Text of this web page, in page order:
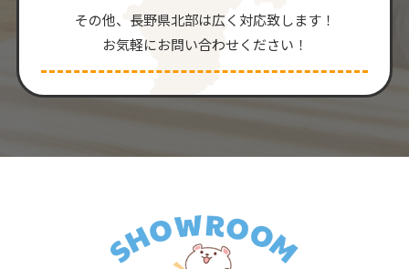
その他、⻑野県北部は広く対応致します！
お気軽にお問い合わせください！